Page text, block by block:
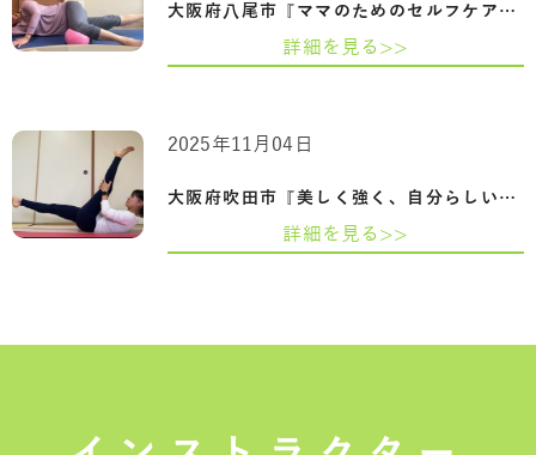
大阪府八尾市『ママのためのセルフケアピ…
詳細を見る>>
大阪府吹田市『美しく強く、自分らしい姿…
2025年11月04日
詳細を見る>>